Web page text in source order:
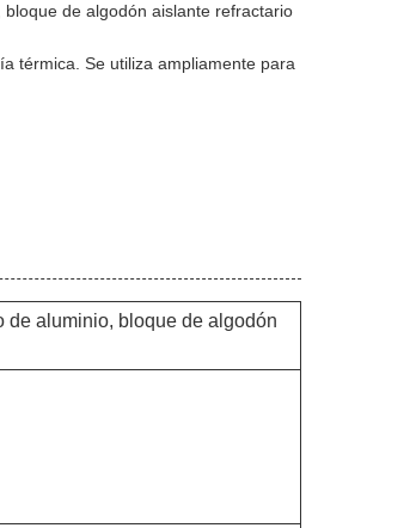
de algodón aislante refractario
térmica. Se utiliza ampliamente para
de aluminio, bloque de algodón